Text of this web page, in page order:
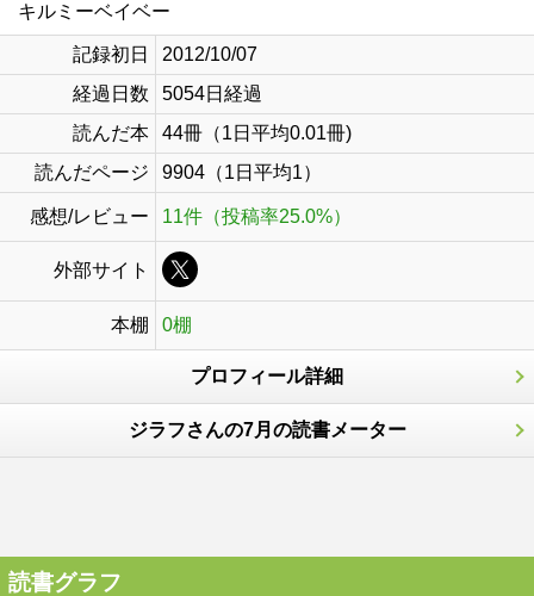
キルミーベイベー
記録初日
2012/10/07
経過日数
5054日経過
読んだ本
44冊（1日平均0.01冊)
読んだページ
9904（1日平均1）
感想/レビュー 11件（投稿率25.0%）
外部サイト
本棚 0棚
プロフィール詳細
ジラフさんの7月の読書メーター
読書グラフ